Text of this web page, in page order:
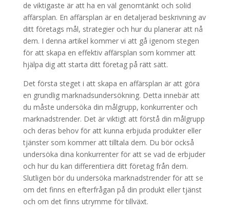
de viktigaste är att ha en väl genomtänkt och solid
affärsplan. En affärsplan är en detaljerad beskrivning av
ditt företags mål, strategier och hur du planerar att nå
dem. I denna artikel kommer vi att gå igenom stegen
för att skapa en effektiv affärsplan som kommer att
hjälpa dig att starta ditt företag på rätt sätt.
Det första steget i att skapa en affärsplan är att göra
en grundlig marknadsundersökning. Detta innebär att
du måste undersöka din målgrupp, konkurrenter och
marknadstrender. Det är viktigt att förstå din målgrupp
och deras behov för att kunna erbjuda produkter eller
tjänster som kommer att tilltala dem. Du bör också
undersöka dina konkurrenter för att se vad de erbjuder
och hur du kan differentiera ditt företag från dem.
Slutligen bör du undersöka marknadstrender för att se
om det finns en efterfrågan på din produkt eller tjänst
och om det finns utrymme för tillväxt.